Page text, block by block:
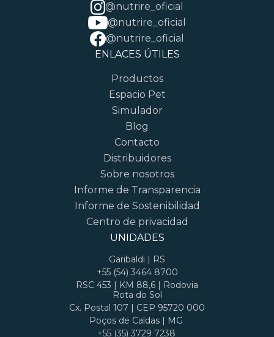
@nutrire_oficial
@nutrire_oficial
@nutrire_oficial
ENLACES ÚTILES
Productos
Espacio Pet
Simulador
Blog
Contacto
Distribuidores
Sobre nosotros
Informe de Transparencia
Informe de Sostenibilidad
Centro de privacidad
UNIDADES
Garibaldi | RS
+55 (54) 3464 8700
RSC 453 | KM 88,6 | Rodovia
Rota do Sol
Cx. Postal 107 | CEP 95720 000
Poços de Caldas | MG
+55 (35) 3729 7238